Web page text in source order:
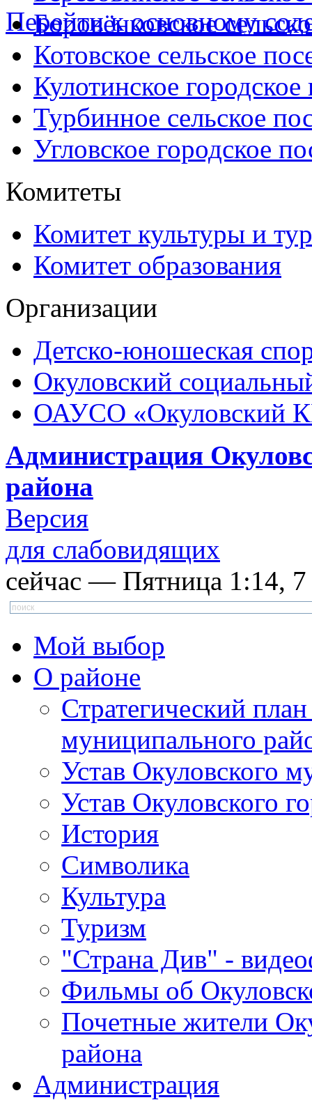
Перейти к основному
Боровёнковское
Котовское сельское
Кулотинское городское
Турбинное сельское
Угловское городское
Комитеты
Комитет культуры и
Комитет образования
Организации
Детско-юношеская
Окуловский
ОАУСО «Окуловский
Администрация
района
Версия
для слабовидящих
сейчас — Пятница 1:14, 7
Мой выбор
О районе
Стратегический
муниципального
Устав Окуловского
Устав Окуловского
История
Символика
Культура
Туризм
"Страна Див" -
Фильмы об
Почетные жители
района
Администрация